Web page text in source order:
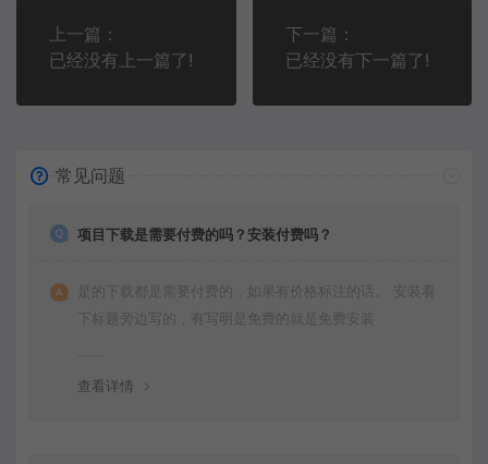
上一篇：
已经没有上一篇了!
下一篇：
已经没有下一篇了!
常见问题
项目下载是需要付费的吗？安装付费吗？
是的下载都是需要付费的，如果有价格标注的话。 安装看
下标题旁边写的，有写明是免费的就是免费安装
查看详情